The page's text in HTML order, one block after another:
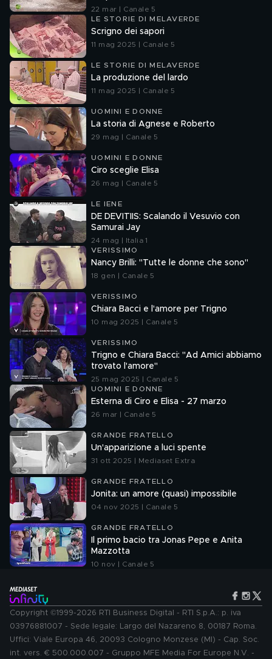
22 mar | Canale 5
LE STORIE DI MELAVERDE
Scrigno dei sapori
11 mag 2025 | Canale 5
LE STORIE DI MELAVERDE
La produzione del lardo
11 mag 2025 | Canale 5
UOMINI E DONNE
La storia di Agnese e Roberto
29 mag | Canale 5
UOMINI E DONNE
Ciro sceglie Elisa
26 mag | Canale 5
LE IENE
DE DEVITIIS: Scalando il Vesuvio con
Samurai Jay
24 mag | Italia 1
VERISSIMO
Nancy Brilli: "Tutte le donne che sono"
18 gen | Canale 5
VERISSIMO
Chiara Bacci e l'amore per Trigno
10 mag 2025 | Canale 5
VERISSIMO
Trigno e Chiara Bacci: "Ad Amici abbiamo
trovato l'amore"
25 mag 2025 | Canale 5
UOMINI E DONNE
Esterna di Ciro e Elisa - 27 marzo
26 mar | Canale 5
GRANDE FRATELLO
Un'apparizione a luci spente
31 ott 2025 | Mediaset Extra
GRANDE FRATELLO
Jonita: un amore (quasi) impossibile
04 nov 2025 | Canale 5
GRANDE FRATELLO
Il primo bacio tra Jonas Pepe e Anita
Mazzotta
10 nov | Canale 5
Copyright ©1999-2026 RTI Business Digital - RTI S.p.A.: p. iva
03976881007 - Sede legale: Largo del Nazareno 8, 00187 Roma.
Uffici: Viale Europa 46, 20093 Cologno Monzese (MI) - Cap. Soc.
int. vers. € 500.000.007 - Gruppo MFE Media For Europe N.V. -